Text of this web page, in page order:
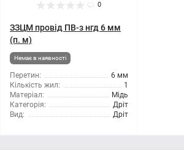
0
ЗЗЦМ провід ПВ-з нгд 6 мм
(п. м)
Немає в наявності
Перетин:
6 мм
Кількість жил:
1
Матеріал:
Мідь
Категорія:
Дріт
Вид:
Дріт